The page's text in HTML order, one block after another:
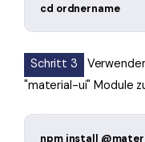
cd ordnername
Schritt 3
"material-ui" Module
npm install